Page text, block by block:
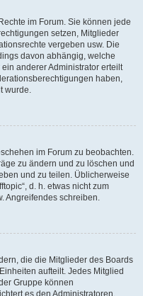
im Forum. Sie können jede
setzen, Mitglieder
vergeben usw. Die
davon abhängig, welche
anderer Administrator erteilt
haben,
wurde.
im Forum zu beobachten.
zu ändern und zu löschen und
und zu teilen. Üblicherweise
d. h. etwas nicht zum
Angreifendes schreiben.
die die Mitglieder des Boards
aufteilt. Jedes Mitglied
Gruppe können
es den Administratoren,